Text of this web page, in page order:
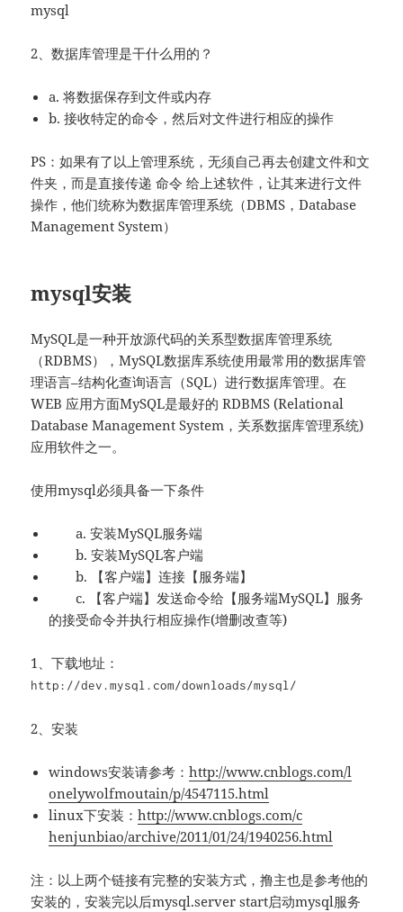
mysql
2、数据库管理是干什么用的？
a. 将数据保存到文件或内存
b. 接收特定的命令，然后对文件进行相应的操作
PS：如果有了以上管理系统，无须自己再去创建文件和文
件夹，而是直接传递 命令 给上述软件，让其来进行文件
操作，他们统称为数据库管理系统（DBMS，Database
Management System）
mysql安装
MySQL是一种开放源代码的关系型数据库管理系统
（RDBMS），MySQL数据库系统使用最常用的数据库管
理语言–结构化查询语言（SQL）进行数据库管理。在
WEB 应用方面MySQL是最好的 RDBMS (Relational
Database Management System，关系数据库管理系统)
应用软件之一。
使用mysql必须具备一下条件
a. 安装MySQL服务端
b. 安装MySQL客户端
b. 【客户端】连接【服务端】
c. 【客户端】发送命令给【服务端MySQL】服务
的接受命令并执行相应操作(增删改查等)
1、下载地址：
http: //dev.mysql.com/downloads/mysql/
2、安装
windows安装请参考：http://www.cnblogs.com/l
onelywolfmoutain/p/4547115.html
linux下安装：http://www.cnblogs.com/c
henjunbiao/archive/2011/01/24/1940256.html
注：以上两个链接有完整的安装方式，撸主也是参考他的
安装的，安装完以后mysql.server start启动mysql服务